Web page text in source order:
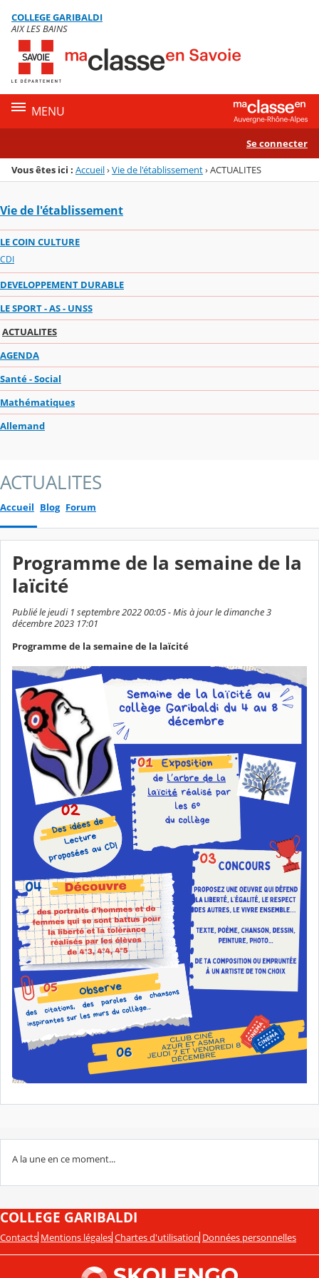
Menu de la rubrique
Contenu
COLLEGE GARIBALDI
AIX LES BAINS
MENU
Se connecter
Vous êtes ici : Accueil›Vie de l'établissement›ACTUALITES
Vie de l'établissement
LE COIN CULTURE
CDI
DEVELOPPEMENT DURABLE
LE SPORT - AS - UNSS
ACTUALITES
AGENDA
Santé - Social
Mathématiques
Allemand
ACTUALITES
Accueil Blog Forum
Programme de la semaine de la
laïcité
Publié le jeudi 1 septembre 2022 00:05 - Mis à jour le dimanche 3
décembre 2023 17:01
Programme de la semaine de la laïcité
A la une en ce moment...
COLLEGE GARIBALDI
Contacts Mentions légales Chartes d'utilisation Données personnelles